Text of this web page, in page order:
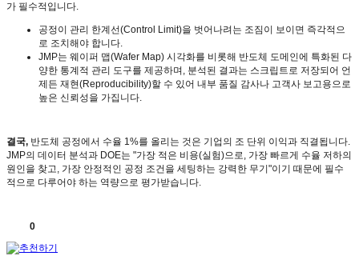
가 필수적입니다.
공정이 관리 한계선(Control Limit)을 벗어나려는 조짐이 보이면 즉각적으
로 조치해야 합니다.
JMP는 웨이퍼 맵(Wafer Map) 시각화를 비롯해 반도체 도메인에 특화된 다
양한 통계적 관리 도구를 제공하며 , 분석된 결과는 스크립트로 저장되어 언
제든 재현(Reproducibility)할 수 있어 내부 품질 감사나 고객사 보고용으로
높은 신뢰성을 가집니다.
결국, 반도체 공정에서 수율 1%를 올리는 것은 기업의 조 단위 이익과 직결됩니다.
JMP의 데이터 분석과 DOE는 "가장 적은 비용(실험)으로, 가장 빠르게 수율 저하의
원인을 찾고, 가장 안정적인 공정 조건을 세팅하는 강력한 무기 "이기 때문에 필수
적으로 다루어야 하는 역량으로 평가받습니다.
0